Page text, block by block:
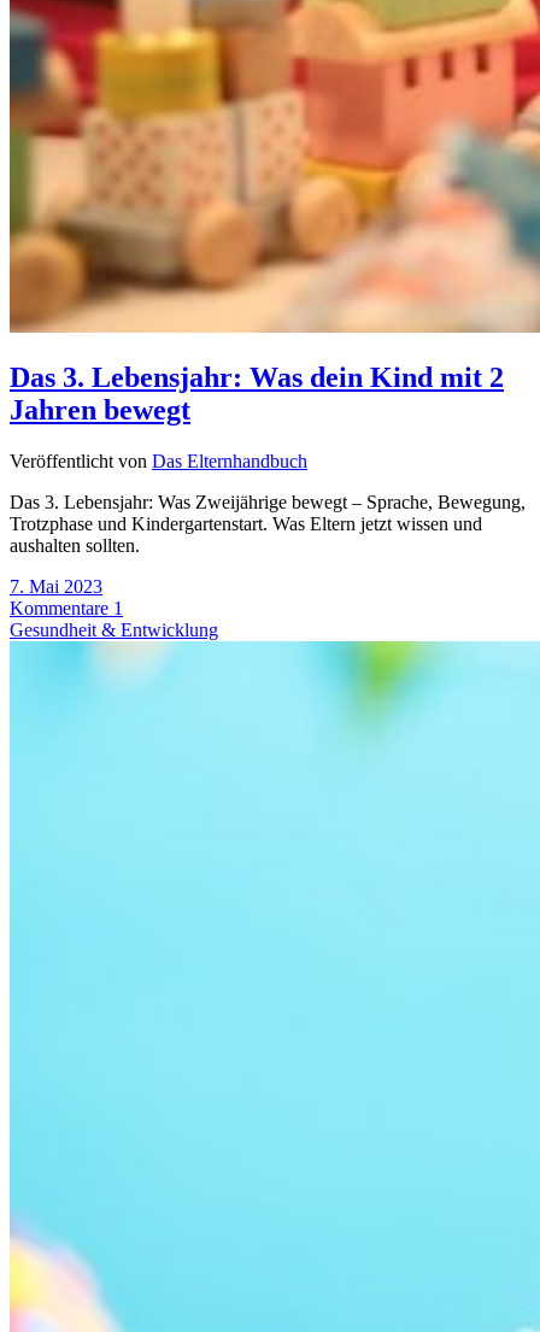
Das 3. Lebensjahr: Was dein Kind mit 2
Jahren bewegt
Veröffentlicht von Das Elternhandbuch
Das 3. Lebensjahr: Was Zweijährige bewegt – Sprache, Bewegung,
Trotzphase und Kindergartenstart. Was Eltern jetzt wissen und
aushalten sollten.
7. Mai 2023
Kommentare 1
Gesundheit & Entwicklung